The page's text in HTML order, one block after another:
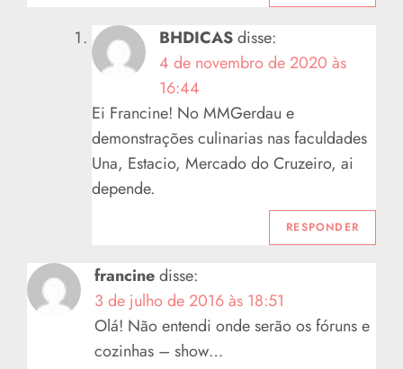
BHDICASdisse:
4 de novembro de 2020 às
16:44
Ei Francine! No MMGerdau e
demonstrações culinarias nas faculdades
Una, Estacio, Mercado do Cruzeiro, ai
depende.
RESPONDER
francinedisse:
3 de julho de 2016 às 18:51
Olá! Não entendi onde serão os fóruns e
cozinhas – show…